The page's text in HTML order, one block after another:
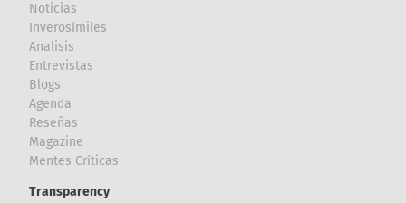
Noticias
Inverosímiles
Analisis
Entrevistas
Blogs
Agenda
Reseñas
Magazine
Mentes Críticas
Transparency